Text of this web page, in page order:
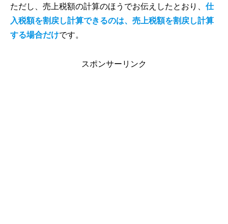
ただし、売上税額の計算のほうでお伝えしたとおり、 仕
入税額を割戻し計算できるのは、売上税額を割戻し計算
する場合だけです。
スポンサーリンク